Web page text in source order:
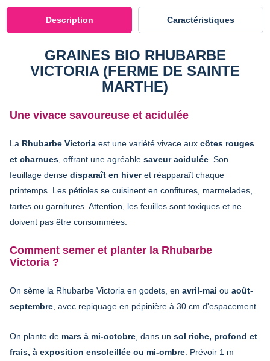
Description Caractéristiques
GRAINES BIO RHUBARBE
VICTORIA (FERME DE SAINTE
MARTHE)
Une vivace savoureuse et acidulée
La Rhubarbe Victoria est une variété vivace aux côtes rouges
et charnues , offrant une agréable saveur acidulée . Son
feuillage dense disparaît en hiveret réapparaît chaque
printemps. Les pétioles se cuisinent en confitures, marmelades,
tartes ou garnitures. Attention, les feuilles sont toxiques et ne
doivent pas être consommées.
Comment semer et planter la Rhubarbe
Victoria ?
On sème la Rhubarbe Victoria en godets, en avril-mai ou août-
septembre , avec repiquage en pépinière à 30 cm d'espacement.
On plante de mars à mi-octobre , dans un sol riche, profond et
frais, à exposition ensoleillée ou mi-ombre . Prévoir 1 m